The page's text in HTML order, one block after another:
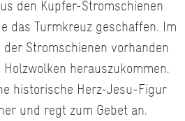
den Kupfer-Stromschienen
das Turmkreuz geschaffen. Im
Stromschienen vorhanden
herauszukommen.
historische Herz-Jesu-Figur
und regt zum Gebet an.